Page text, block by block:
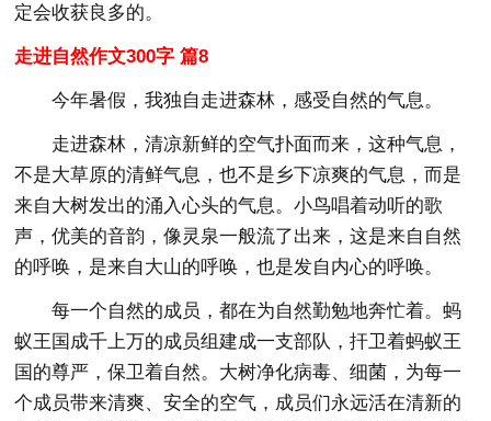
定会收获良多的。
走进自然作文300字 篇8
今年暑假，我独自走进森林，感受自然的气息。
走进森林，清凉新鲜的空气扑面而来，这种气息，
不是大草原的清鲜气息，也不是乡下凉爽的气息，而是
来自大树发出的涌入心头的气息。小鸟唱着动听的歌
声，优美的音韵，像灵泉一般流了出来，这是来自自然
的呼唤，是来自大山的呼唤，也是发自内心的呼唤。
每一个自然的成员，都在为自然勤勉地奔忙着。蚂
蚁王国成千上万的成员组建成一支部队，扞卫着蚂蚁王
国的尊严，保卫着自然。大树净化病毒、细菌，为每一
个成员带来清爽、安全的空气，成员们永远活在清新的